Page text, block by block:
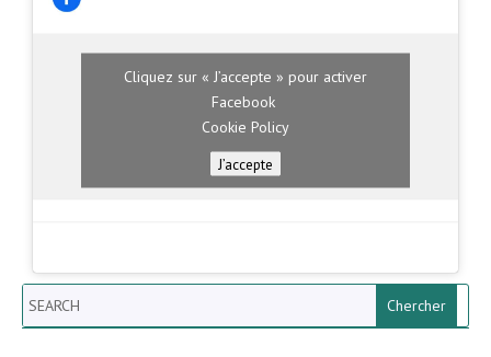
Cliquez sur « J’accepte » pour activer
Facebook
Cookie Policy
J’accepte
Search